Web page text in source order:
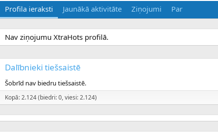
Profila ieraksti Jaunākā aktivitāte Ziņojumi Par
Nav ziņojumu XtraHots profilā.
Dalībnieki tiešsaistē
Šobrīd nav biedru tiešsaistē.
Kopā: 2.124 (biedri: 0, viesi: 2.124)